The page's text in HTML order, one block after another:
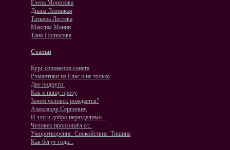
Елена Морозова
Диана Левицкая
Татьяна Лестева
Максим Манин
Таня Полюсова
Статьи
Курс сочинения сонета
Романтики из Елас и не только
Две подруги.
Как я пишу прозу
Зачем человек рождается?
Александр Сергеевич
И зло и добро неразделимо...
Человек произошёл от..
Умиротворение. Спокойствие. Тишина
Как бегут года...